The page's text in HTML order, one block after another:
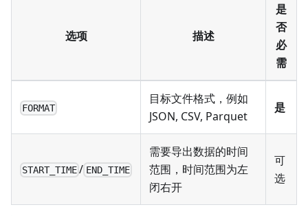
选项 描述
是
否
必
需
FORMAT
目标文件格式，例如
JSON, CSV, Parquet
是
START_TIME / END_TIME
需要导出数据的时间
范围，时间范围为左
闭右开
可
选